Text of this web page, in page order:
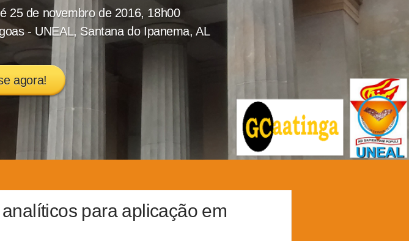
25 de novembro de 2016, 18h00
- UNEAL, Santana do Ipanema, AL
agora!
para aplicação em